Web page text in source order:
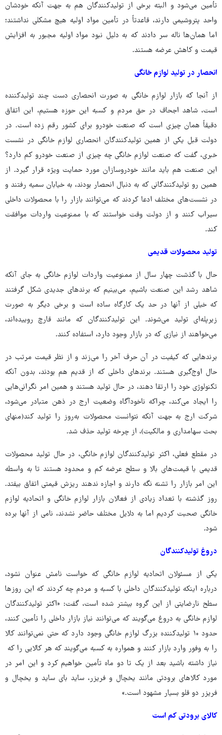
تأمین می‌شود و البته برخی از تولیدکنندگان هم به جهت آنکه خودشان
واحد پتروشیمی دارند، قاعدتاً در تأمین مواد اولیه هیچ مشکلی نداشتند؛
اما همان‌ها ناله سر دادند که به دلیل نبود مواد اولیه مجبور به افزایش
قیمت و کاهش عرضه هستند.
انحصار در تولید لوازم خانگی
از آنجا که بازار لوازم خانگی به صورت انحصاری دست چند تولیدکننده
است، شاهد اجحاف در حق مردم و کسبه این حوزه هستیم، این اتفاق
دقیقاً همان چیزی است که صنعت خودرو برای کشور رقم زده است. در
دولت قبل یکی از همین تولیدکنندگان انحصاری لوازم خانگی در نشست
خبری، گفت که صنعت لوازم خانگی چه چیزی از صنعت خودرو کم دارد؟
این صنعت هم باید مانند خودروسازان مورد حمایت ویژه قرار گیرد. از
همین رو تولیدکنندگانی که به دنبال انحصار بودند، به خیابان سمیه رفتند و
در نشست‌های مختلف ادعا کردند که می‌توانند بازار را با محصولات داخلی
سیراب کنند و از دولت وقت خواستند که با ممنوعیت واردات موافقت
کند.
تولید محصولات قدیمی
حال با گذشت چهار سال از ممنوعیت واردات لوازم خانگی به جای آنکه
شاهد رشد این صنعت باشیم، می‌بینیم که برندهای جدیدی شکل گرفتند
که خیلی از آنها در حد یک کارگاه ساده است و برخی دیگر به صورت
زیرپله‌ای تولید می‌شوند. این تولیدکنندگان که مانند قارچ روییده‌اند،
می‌خواهند از نیازی که در بازار وجود دارد، استفاده کنند.
برندهایی که کیفیت در آن حرف آخر را می‌زند و از نظر قیمت مرتب در
حال اوج‌گیری هستند. برندهای داخلی که از قدیم هم بودند، بدون آنکه
تکنولوژی خود را ارتقا دهند، در حال تولید هستند و همین امر نگرانی‌هایی
را ایجاد می‌کند، چراکه ناخودآگاه وضعیت ارج در ذهن متبادر می‌شود،
شرکت ارج به جهت آنکه نتوانست محصولات به‌روز را تولید کند(منهای
بحث سهامداری و مالکیت)، از چرخه تولید حذف شد.
در مقطع فعلی، اکثر تولیدکنندگان لوازم خانگی، در حال تولید محصولات
قدیمی با قیمت‌های بالا و سطح عرضه کم و محدود هستند تا به واسطه
این امر بازار را تشنه نگه دارند و اجازه ندهند ریزش قیمتی اتفاق بیفتد.
روز گذشته با تعداد زیادی از فعالان بازار لوازم خانگی و اتحادیه لوازم
خانگی صحبت کردیم اما به دلایل مختلف حاضر نشدند، نامی از آنها برده
شود.
دروغ تولیدکنندگان
یکی از مسئولان اتحادیه لوازم خانگی که خواست نامش عنوان نشود،
درباره اینکه تولیدکنندگان داخلی با کسبه و مردم چه کردند که این روزها
سطح نارضایتی از این گروه بیشتر شده است، گفت: «اکثر تولیدکنندگان
لوازم خانگی به دروغ می‌گویند که می‌توانند نیاز بازار داخلی را تأمین کنند،
حدود ۱۰ تولیدکننده بزرگ لوازم خانگی وجود دارد که حتی نمی‌توانند کالا
را به وفور وارد بازار کنند و همواره به کسبه می‌گویند که هر کالایی را که
نیاز داشته باشید بعد از یک تا دو ماه تأمین خواهیم کرد و این امر در
مورد کالاهای برودتی مانند یخچال و فریزر، ساید بای ساید و یخچال و
فریزر دو قلو بسیار مشهود است.»
کالای برودتی کم است